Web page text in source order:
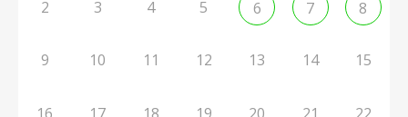
2 3 4 5 6 7 8
9 10 11 12 13 14 15